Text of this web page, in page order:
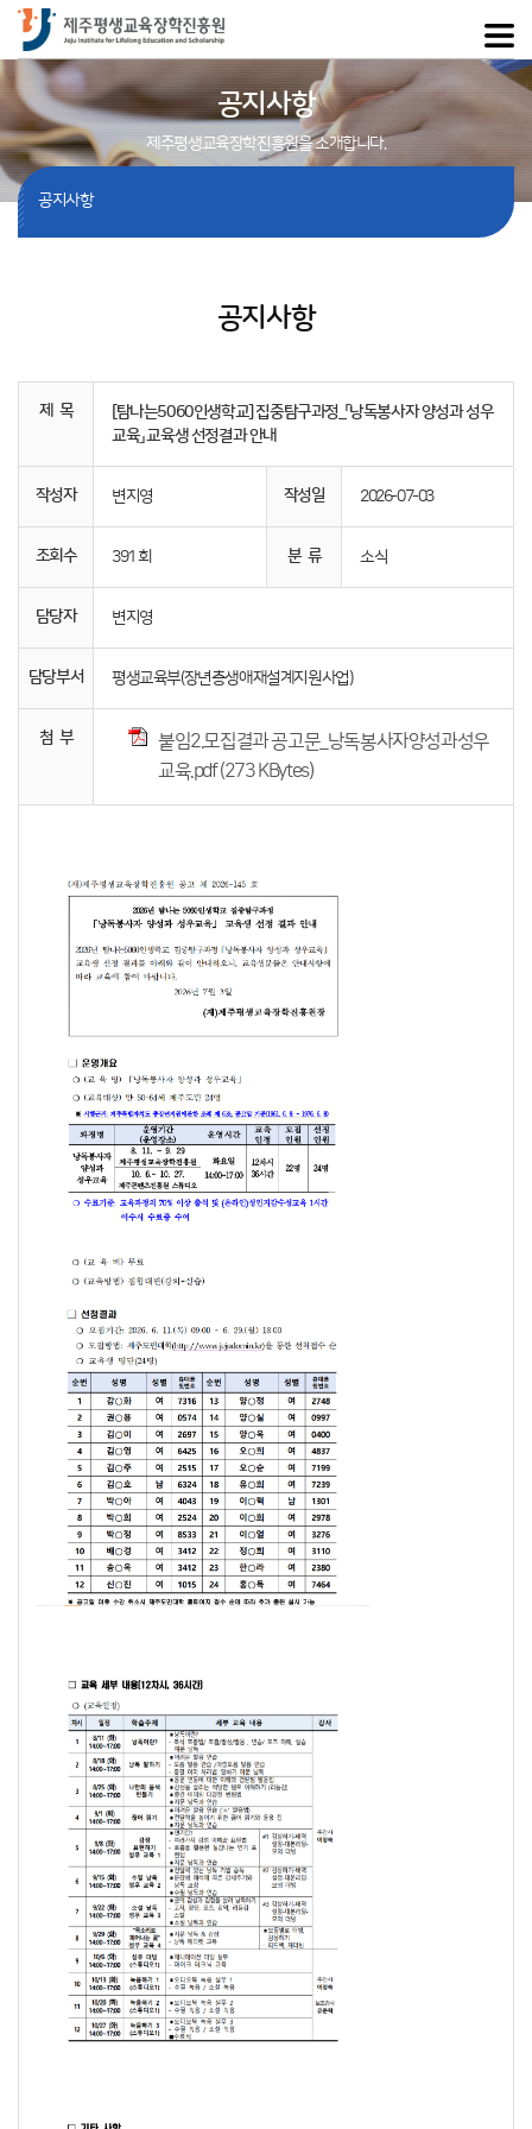
공지사항
제주평생교육장학진흥원을 소개합니다.
공지사항
공지사항
제 목
[탐나는5060인생학교] 집중탐구과정_「낭독봉사자 양성과 성우
교육」 교육생 선정결과 안내
작성자 변지영 작성일 2026-07-03
조회수 391 회 분 류 소식
담당자 변지영
담당부서 평생교육부(장년층생애재설계지원사업)
첨 부
붙임2.모집결과 공고문_낭독봉사자양성과성우
교육.pdf (273 KBytes)